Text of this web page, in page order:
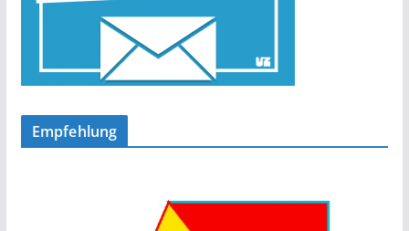
Empfehlung